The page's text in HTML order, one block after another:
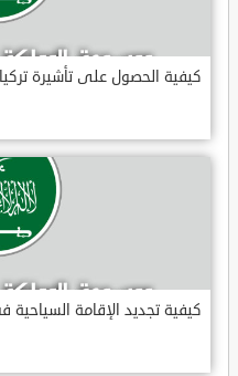
كيفية الحصول على تأشيرة تركيا
كيفية تجديد الإقامة